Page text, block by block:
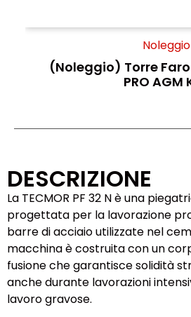
Noleggio
(Noleggio) Torre
PRO AGM
DESCRIZIONE
La TECMOR PF 32 N è una
progettata per la lavorazione
barre di acciaio utilizzate nel
macchina è costruita con un
fusione che garantisce solidità
anche durante lavorazioni
lavoro gravose.